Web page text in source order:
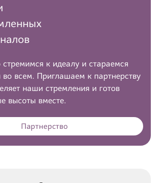
к идеалу и стараемся
всем. Приглашаем к партнерству
наши стремления и готов
высоты вместе.
Партнерство